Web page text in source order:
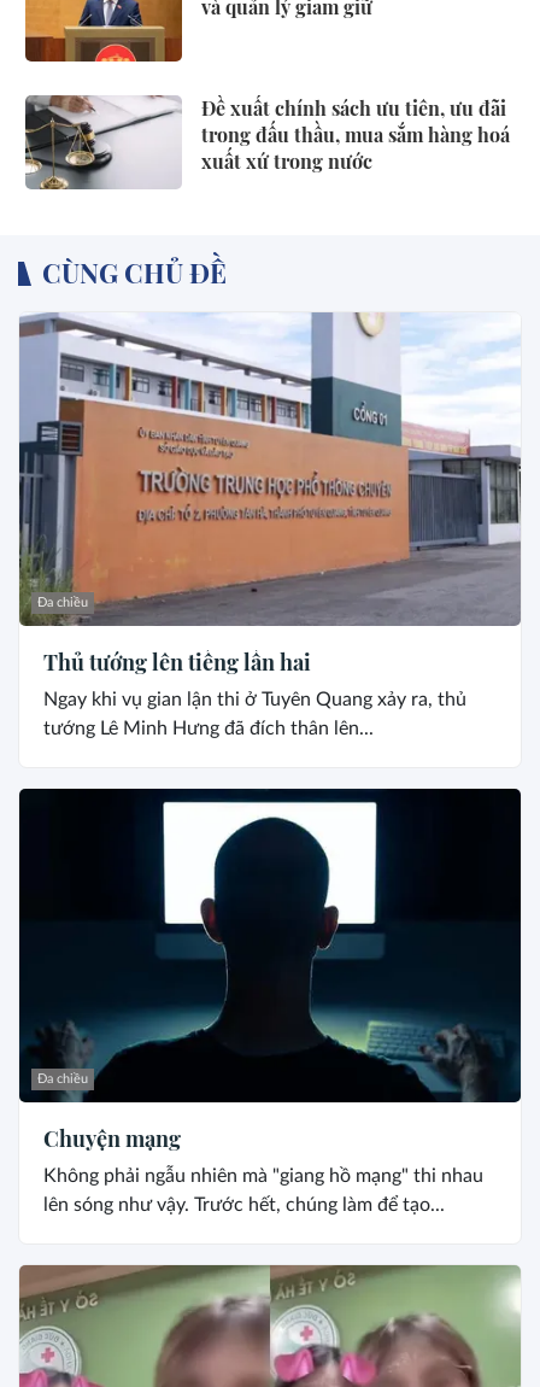
và quản lý giam giữ
Đề xuất chính sách ưu tiên, ưu đãi
trong đấu thầu, mua sắm hàng hoá
xuất xứ trong nước
CÙNG CHỦ ĐỀ
Đa chiều
Thủ tướng lên tiếng lần hai
Ngay khi vụ gian lận thi ở Tuyên Quang xảy ra, thủ
tướng Lê Minh Hưng đã đích thân lên...
Đa chiều
Chuyện mạng
Không phải ngẫu nhiên mà "giang hồ mạng" thi nhau
lên sóng như vậy. Trước hết, chúng làm để tạo...